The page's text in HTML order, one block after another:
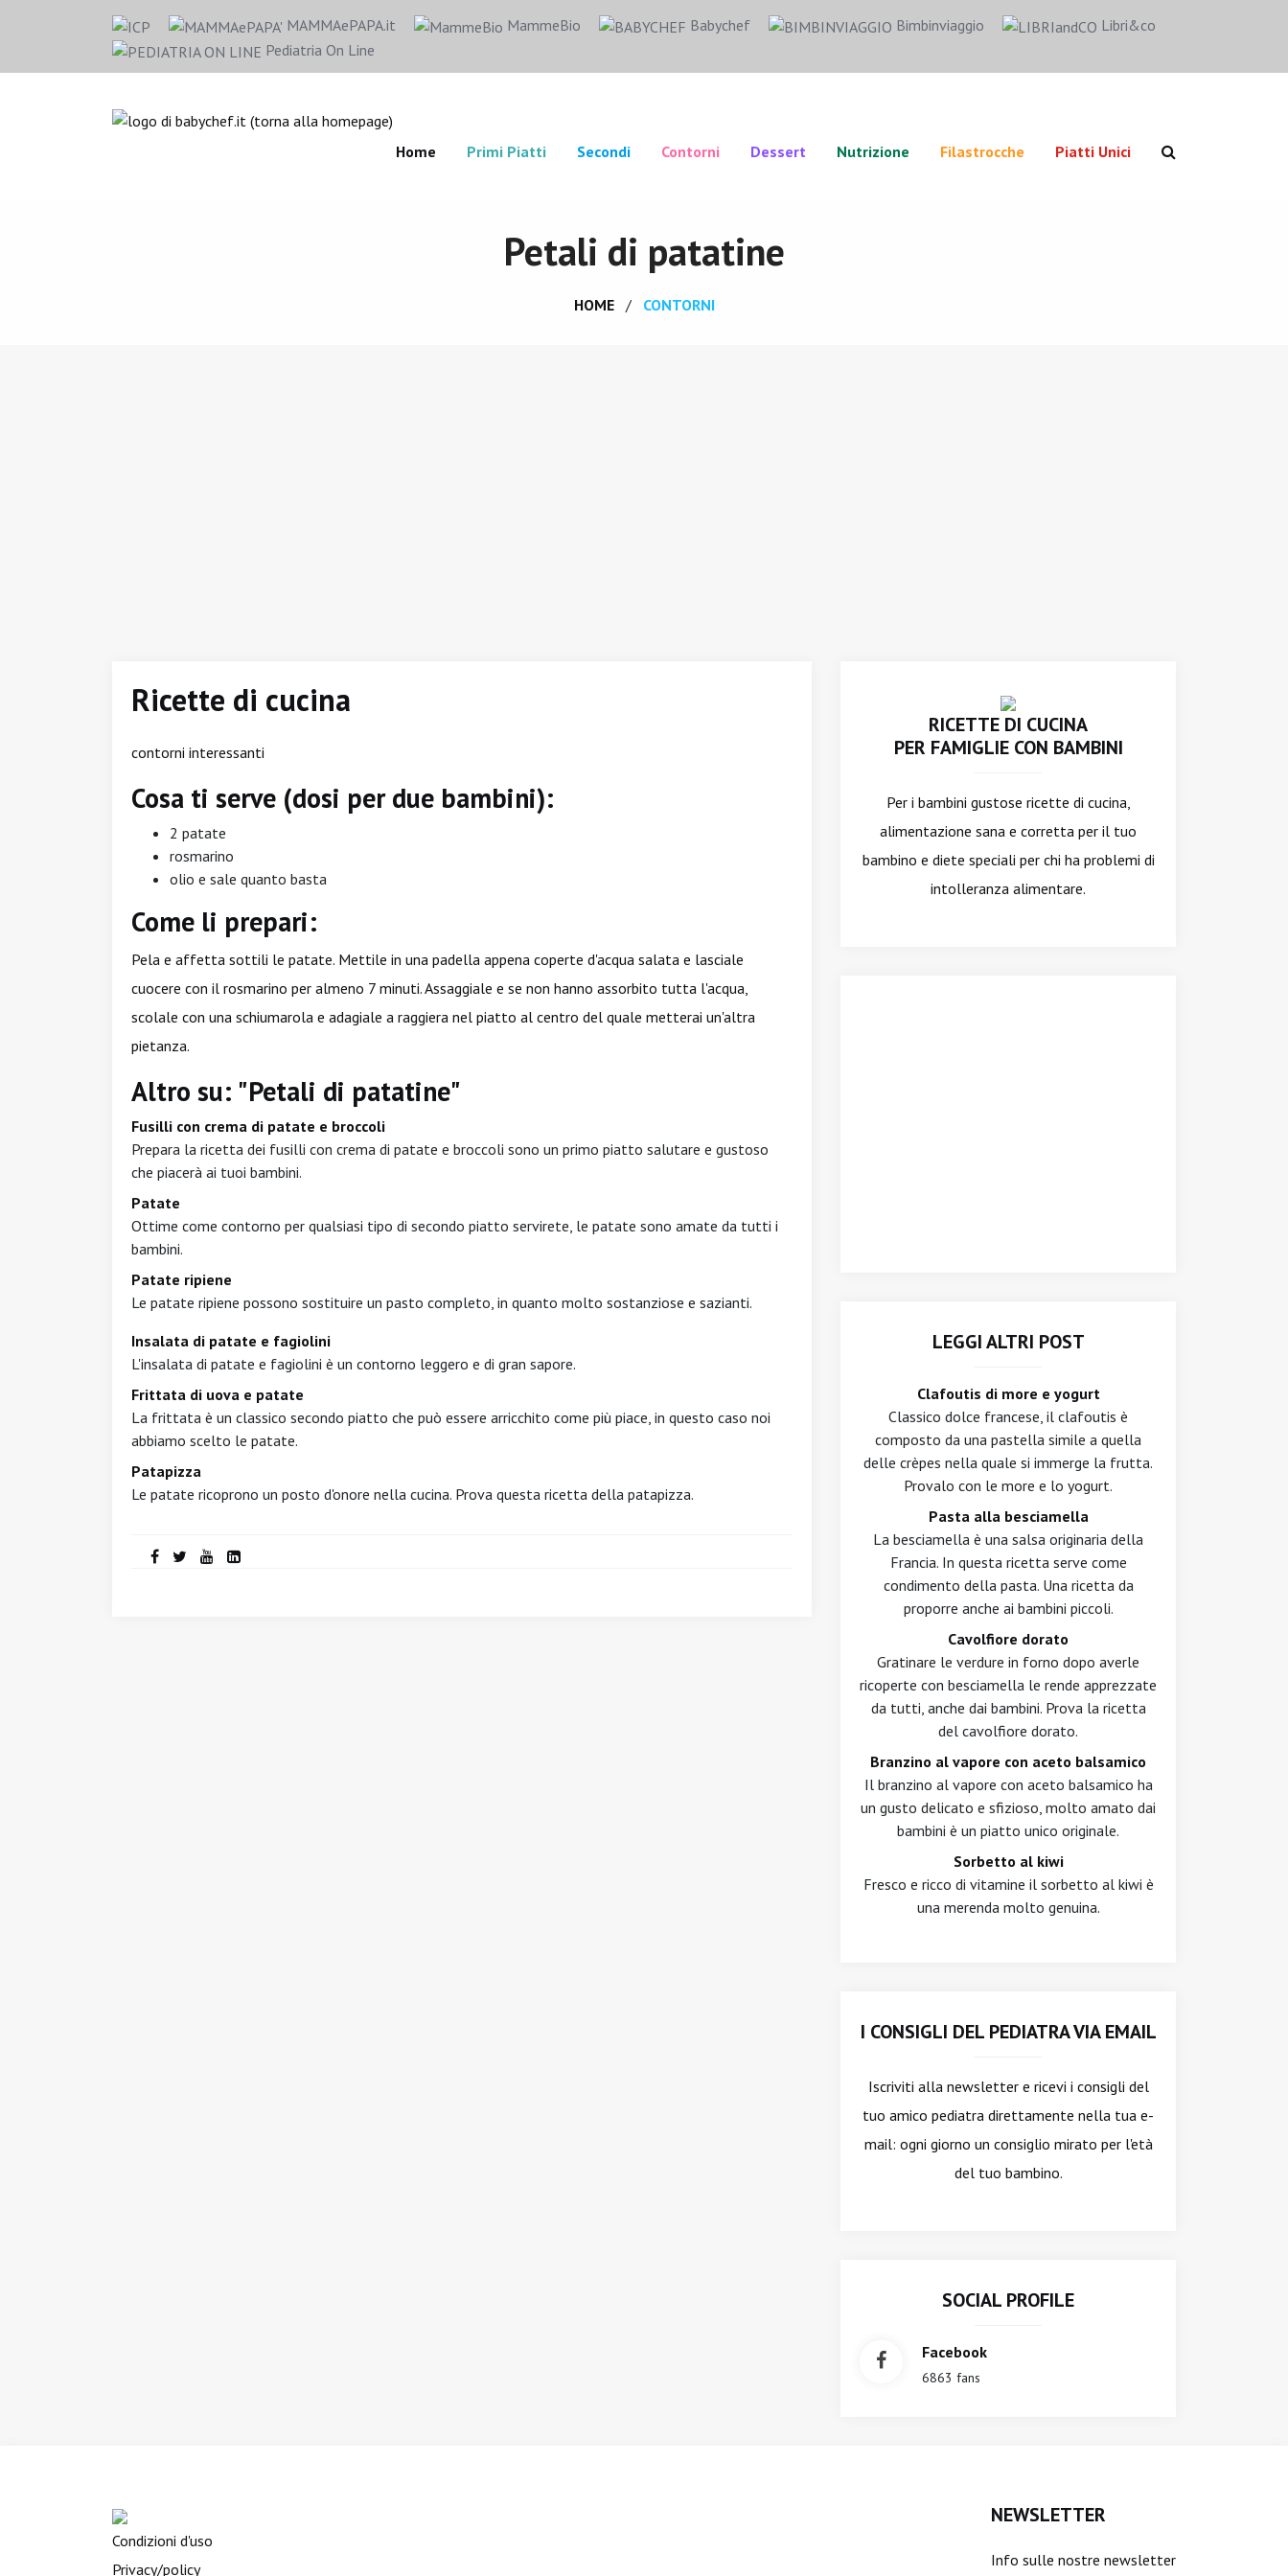
MAMMAePAPA.it MammeBio Babychef Bimbinviaggio
Libri&co
Pediatria On Line
Home Primi Piatti Secondi Contorni Dessert Nutrizione Filastrocche Piatti Unici
Petali di patatine
HOME CONTORNI
Ricette di cucina
contorni interessanti
Cosa ti serve (dosi per due bambini):
2 patate
rosmarino
olio e sale quanto basta
Come li prepari:
Pela e affetta sottili le patate. Mettile in una padella appena coperte d'acqua salata e lasciale
cuocere con il rosmarino per almeno 7 minuti. Assaggiale e se non hanno assorbito tutta l'acqua,
scolale con una schiumarola e adagiale a raggiera nel piatto al centro del quale metterai un'altra
pietanza.
Altro su: "Petali di patatine"
Fusilli con crema di patate e broccoli
Prepara la ricetta dei fusilli con crema di patate e broccoli sono un primo piatto salutare e gustoso
che piacerà ai tuoi bambini.
Patate
Ottime come contorno per qualsiasi tipo di secondo piatto servirete, le patate sono amate da tutti i
bambini.
Patate ripiene
Le patate ripiene possono sostituire un pasto completo, in quanto molto sostanziose e sazianti.
Insalata di patate e fagiolini
L'insalata di patate e fagiolini è un contorno leggero e di gran sapore.
Frittata di uova e patate
La frittata è un classico secondo piatto che può essere arricchito come più piace, in questo caso noi
abbiamo scelto le patate.
Patapizza
Le patate ricoprono un posto d'onore nella cucina. Prova questa ricetta della patapizza.
RICETTE DI CUCINA
PER FAMIGLIE CON BAMBINI
Per i bambini gustose ricette di cucina,
alimentazione sana e corretta per il tuo
bambino e diete speciali per chi ha problemi di
intolleranza alimentare.
LEGGI ALTRI POST
Clafoutis di more e yogurt
Classico dolce francese, il clafoutis è
composto da una pastella simile a quella
delle crèpes nella quale si immerge la frutta.
Provalo con le more e lo yogurt.
Pasta alla besciamella
La besciamella è una salsa originaria della
Francia. In questa ricetta serve come
condimento della pasta. Una ricetta da
proporre anche ai bambini piccoli.
Cavolfiore dorato
Gratinare le verdure in forno dopo averle
ricoperte con besciamella le rende apprezzate
da tutti, anche dai bambini. Prova la ricetta
del cavolfiore dorato.
Branzino al vapore con aceto balsamico
Il branzino al vapore con aceto balsamico ha
un gusto delicato e sfizioso, molto amato dai
bambini è un piatto unico originale.
Sorbetto al kiwi
Fresco e ricco di vitamine il sorbetto al kiwi è
una merenda molto genuina.
I CONSIGLI DEL PEDIATRA VIA EMAIL
Iscriviti alla newslettere ricevi i consigli del
tuo amico pediatra direttamente nella tua e-
mail: ogni giorno un consiglio mirato per l'età
del tuo bambino.
SOCIAL PROFILE
Facebook
6863 fans
Condizioni d'uso
Privacy/policy
NEWSLETTER
Info sulle nostre newsletter